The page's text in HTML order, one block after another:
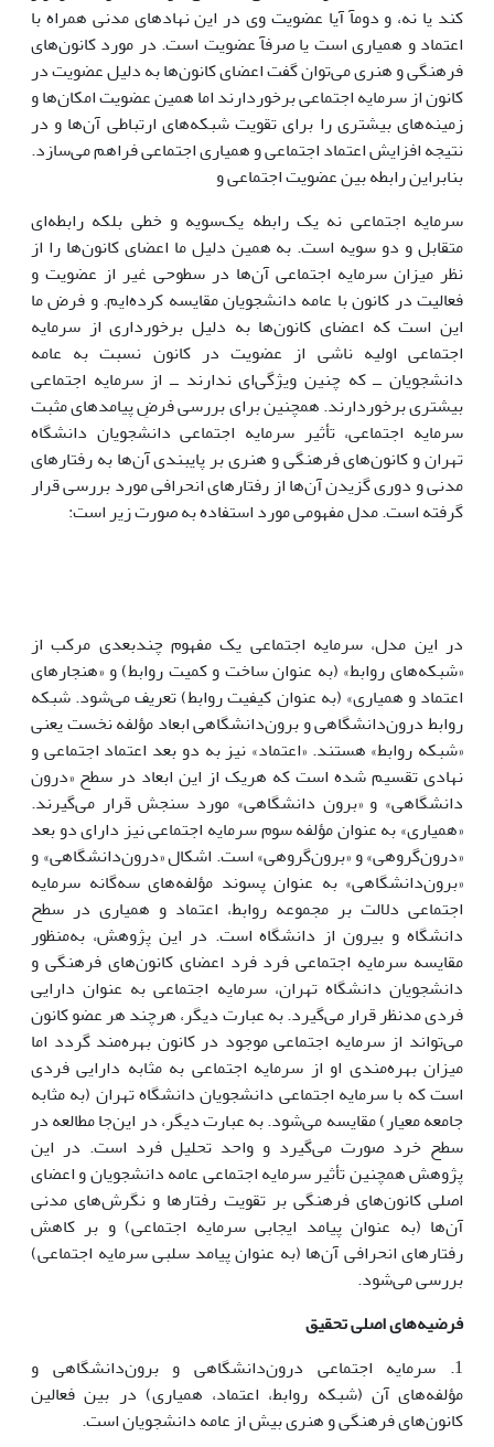
کند یا نه، و دومآ آیا عضویت وی در این نهادهای مدنی همراه با
اعتماد و همیاری است یا صرفآ عضویت است. در مورد کانون‌های
فرهنگی و هنری می‌توان گفت اعضای کانون‌ها به دلیل عضویت در
کانون از سرمایه اجتماعی برخوردارند اما همین عضویت امکان‌ها و
زمینه‌های بیشتری را برای تقویت شبکه‌های ارتباطی آن‌ها و در
نتیجه افزایش اعتماد اجتماعی و همیاری اجتماعی فراهم می‌سازد.
بنابراین رابطه بین عضویت اجتماعی و
سرمایه اجتماعی نه یک رابطه یک‌سویه و خطی بلکه رابطه‌ای
متقابل و دو سویه است. به همین دلیل ما اعضای کانون‌ها را از
نظر میزان سرمایه اجتماعی آن‌ها در سطوحی غیر از عضویت و
فعالیت در کانون با عامه دانشجویان مقایسه کرده‌ایم. و فرض ما
این است که اعضای کانون‌ها به دلیل برخورداری از سرمایه
اجتماعی اولیه ناشی از عضویت در کانون نسبت به عامه
دانشجویان ــ که چنین ویژگی‌ای ندارند ــ از سرمایه اجتماعی
بیشتری برخوردارند. همچنین برای بررسی فرضِ پیامدهای مثبت
سرمایه اجتماعی، تأثیر سرمایه اجتماعی دانشجویان دانشگاه
تهران و کانون‌های فرهنگی و هنری بر پایبندی آن‌ها به رفتارهای
مدنی و دوری گزیدن آن‌ها از رفتارهای انحرافی مورد بررسی قرار
گرفته است. مدل مفهومی مورد استفاده به صورت زیر است:
در این مدل، سرمایه اجتماعی یک مفهوم چندبعدی مرکب از
«شبکه‌های روابط» (به عنوان ساخت و کمیت روابط) و «هنجارهای
اعتماد و همیاری» (به عنوان کیفیت روابط) تعریف می‌شود. شبکه
روابط درون‌دانشگاهی و برون‌دانشگاهی ابعاد مؤلفه نخست یعنی
«شبکه روابط» هستند. «اعتماد» نیز به دو بعد اعتماد اجتماعی و
نهادی تقسیم شده است که هریک از این ابعاد در سطح «درون
دانشگاهی» و «برون دانشگاهی» مورد سنجش قرار می‌گیرند.
«همیاری» به عنوان مؤلفه سوم سرمایه اجتماعی نیز دارای دو بعد
«درون‌گروهی» و «برون‌گروهی» است. اشکال «درون‌دانشگاهی» و
«برون‌دانشگاهی» به عنوان پسوند مؤلفه‌های سه‌گانه سرمایه
اجتماعی دلالت بر مجموعه روابط، اعتماد و همیاری در سطح
دانشگاه و بیرون از دانشگاه است. در این پژوهش، به‌منظور
مقایسه سرمایه اجتماعی فرد فرد اعضای کانون‌های فرهنگی و
دانشجویان دانشگاه تهران، سرمایه اجتماعی به عنوان دارایی
فردی مدنظر قرار می‌گیرد. به عبارت دیگر، هرچند هر عضو کانون
می‌تواند از سرمایه اجتماعی موجود در کانون بهره‌مند گردد اما
میزان بهره‌مندی او از سرمایه اجتماعی به مثابه دارایی فردی
است که با سرمایه اجتماعی دانشجویان دانشگاه تهران (به مثابه
جامعه معیار) مقایسه می‌شود. به عبارت دیگر، در این‌جا مطالعه در
سطح خرد صورت می‌گیرد و واحد تحلیل فرد است. در این
پژوهش همچنین تأثیر سرمایه اجتماعی عامه دانشجویان و اعضای
اصلی کانون‌های فرهنگی بر تقویت رفتارها و نگرش‌های مدنی
آن‌ها (به عنوان پیامد ایجابی سرمایه اجتماعی) و بر کاهش
رفتارهای انحرافی آن‌ها (به عنوان پیامد سلبی سرمایه اجتماعی)
بررسی می‌شود.
فرضیه‌های اصلی تحقیق
1. سرمایه اجتماعی درون‌دانشگاهی و برون‌دانشگاهی و
مؤلفه‌های آن (شبکه روابط، اعتماد، همیاری) در بین فعالین
کانون‌های فرهنگی و هنری بیش از عامه دانشجویان است.